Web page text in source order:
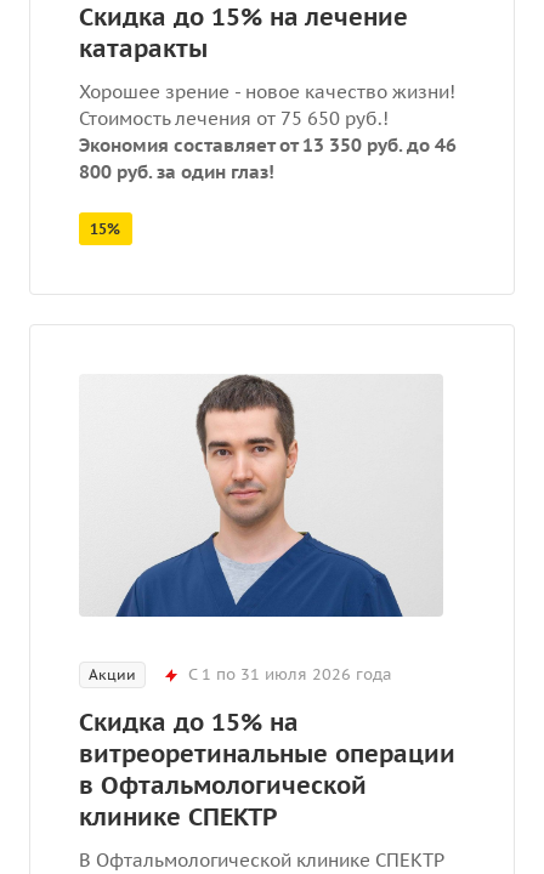
Скидка до 15% на лечение
катаракты
Хорошее зрение - новое качество жизни!
Стоимость лечения от 75 650 руб.!
Экономия составляет от 13 350 руб. до 46
800 руб. за один глаз!
15%
Акции С 1 по 31 июля 2026 года
Скидка до 15% на
витреоретинальные операции
в Офтальмологической
клинике СПЕКТР
В Офтальмологической клинике СПЕКТР